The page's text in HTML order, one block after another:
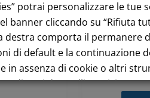
potrai personalizzare le tue
banner cliccando su “Rifiuta
destra comporta il permanere
di default e la continuazione
in assenza di cookie o altri
diversi da quelli tecnici.